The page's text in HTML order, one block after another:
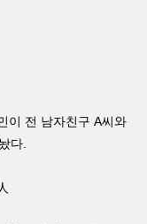
이 전 남자친구 A씨와
다.